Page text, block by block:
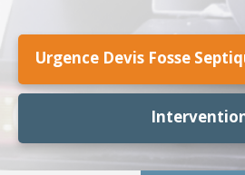
Urgence Devis Fosse